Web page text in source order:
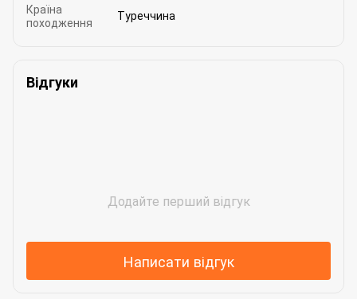
Країна
походження
Туреччина
Відгуки
Додайте перший відгук
Написати відгук